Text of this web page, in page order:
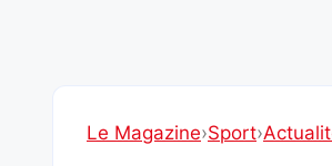
Le Magazine›Sport›